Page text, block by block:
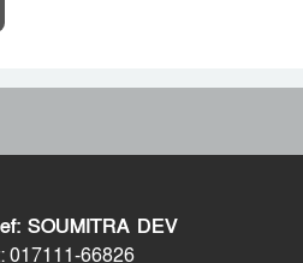
SOUMITRA DEV
017111-66826